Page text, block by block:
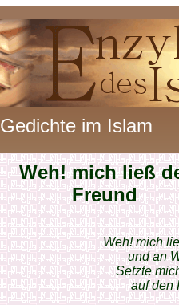
Gedichte im Islam
Weh! mich ließ
Freund
Weh! mich
und an
Setzte
auf den